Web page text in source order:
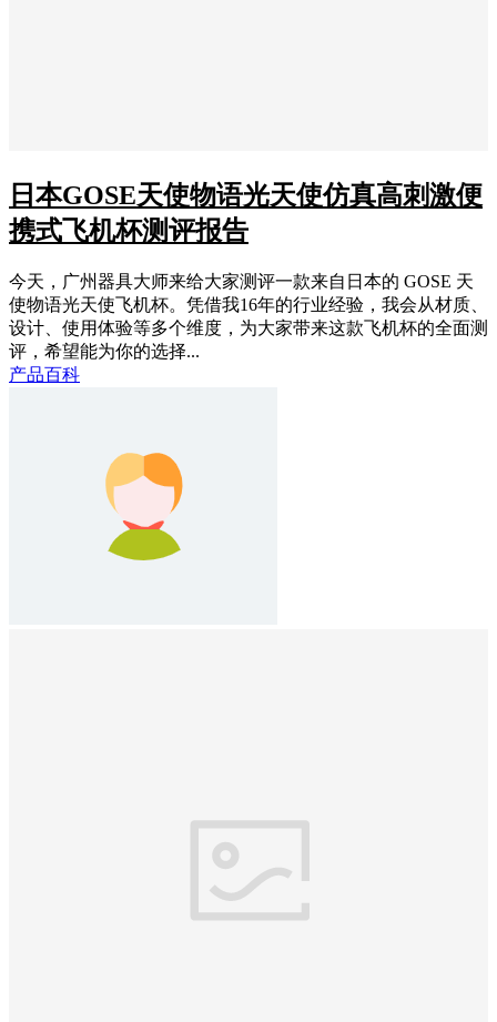
日本GOSE天使物语光天使仿真高刺激便
携式飞机杯测评报告
今天，广州器具大师来给大家测评一款来自日本的 GOSE 天
使物语光天使飞机杯。凭借我16年的行业经验，我会从材质、
设计、使用体验等多个维度，为大家带来这款飞机杯的全面测
评，希望能为你的选择...
产品百科